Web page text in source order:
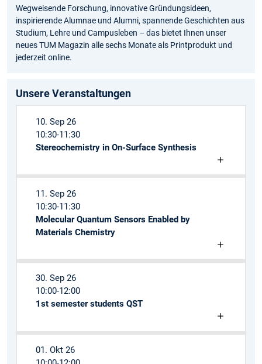
Wegweisende Forschung, innovative Gründungsideen,
inspirierende Alumnae und Alumni, spannende Geschichten aus
Studium, Lehre und Campusleben – das bietet Ihnen unser
neues TUM Magazin alle sechs Monate als Printprodukt und
jederzeit online.
Unsere Veranstaltungen
10. Sep 26
10:30-11:30
Stereochemistry in On-Surface Synthesis
11. Sep 26
10:30-11:30
Molecular Quantum Sensors Enabled by
Materials Chemistry
30. Sep 26
10:00-12:00
1st semester students QST
01. Okt 26